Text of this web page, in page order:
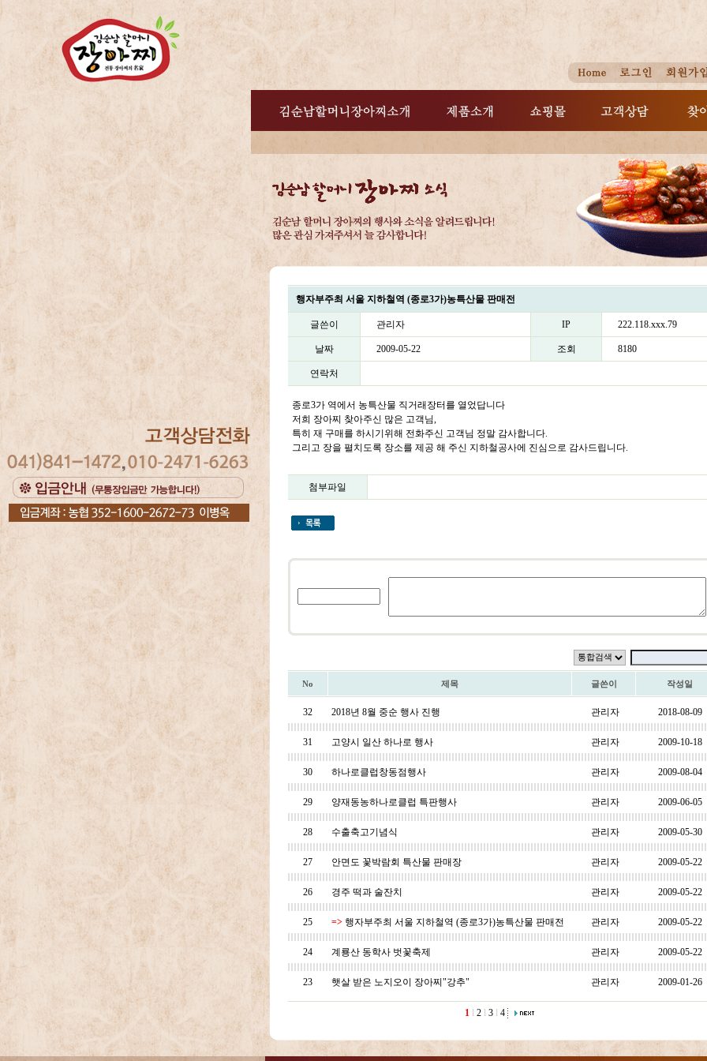
행자부주최 서울 지하철역 (종로3가)농특산물 판매전
글쓴이 관리자 IP 222.118.xxx.79
날짜 2009-05-22 조회 8180
연락처
종로3가 역에서 농특산물 직거래장터를 열었답니다
저희 장아찌 찾아주신 많은 고객님,
특히 재 구매를 하시기위해 전화주신 고객님 정말 감사합니다.
그리고 장을 펼치도록 장소를 제공 해 주신 지하철공사에 진심으로 감사드립니다.
첨부파일
No 제목 글쓴이 작성일
32 2018년 8월 중순 행사 진행 관리자 2018-08-09
31 고양시 일산 하나로 행사 관리자 2009-10-18
30 하나로클럽창동점행사 관리자 2009-08-04
29 양재동농하나로클럽 특판행사 관리자 2009-06-05
28 수출축고기념식 관리자 2009-05-30
27 안면도 꽃박람회 특산물 판매장 관리자 2009-05-22
26 경주 떡과 술잔치 관리자 2009-05-22
25 => 행자부주최 서울 지하철역 (종로3가)농특산물 판매전 관리자 2009-05-22
24 계룡산 동학사 벗꽃축제 관리자 2009-05-22
23 햇살 받은 노지오이 장아찌"강추" 관리자 2009-01-26
1 2 3 4